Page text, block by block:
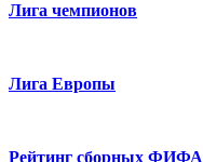
Лига чемпионов
Лига Европы
Рейтинг сборных ФИФА